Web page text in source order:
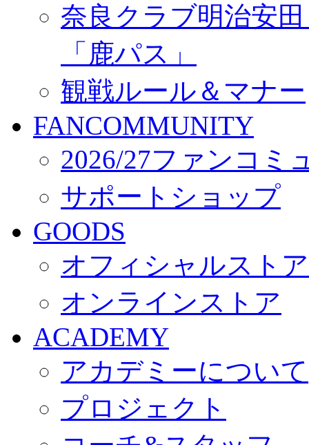
奈良クラブ明治安
「鹿パス」
観戦ルール＆マナー
FANCOMMUNITY
2026/27ファンコミ
サポートショップ
GOODS
オフィシャルスト
オンラインストア
ACADEMY
アカデミーについて
プロジェクト